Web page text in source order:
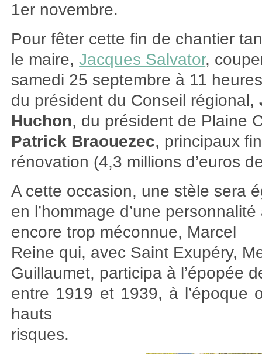
1er novembre.
Pour fêter cette fin de chantier
le maire,Jacques Salvator,
samedi 25 septembre à 11
du président du Conseil régional,
Huchon, du président de Plaine
Patrick Braouezec, principaux
rénovation (4,3 millions d’euros
A cette occasion, une stèle sera
en l’hommage d’une
encore trop méconnue, Marcel
Reine qui, avec Saint Exupéry,
Guillaumet, participa à l’épopée
entre 1919 et 1939, à l’époque
hauts
risques.